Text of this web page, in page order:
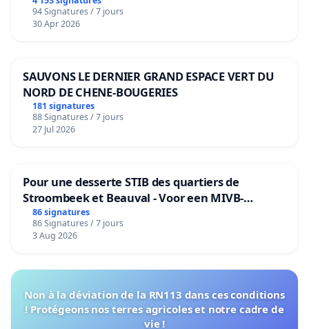
94 Signatures / 7 jours
30 Apr 2026
SAUVONS LE DERNIER GRAND ESPACE VERT DU
NORD DE CHENE-BOUGERIES
181 signatures
88 Signatures / 7 jours
27 Jul 2026
Pour une desserte STIB des quartiers de
Stroombeek et Beauval - Voor een MIVB-
bediening van de wijken Strombeek en Het
Voor
86 signatures
86 Signatures / 7 jours
3 Aug 2026
Non à la déviation de la RN113 dans ces conditions
! Protégeons nos terres agricoles et notre cadre de
vie !